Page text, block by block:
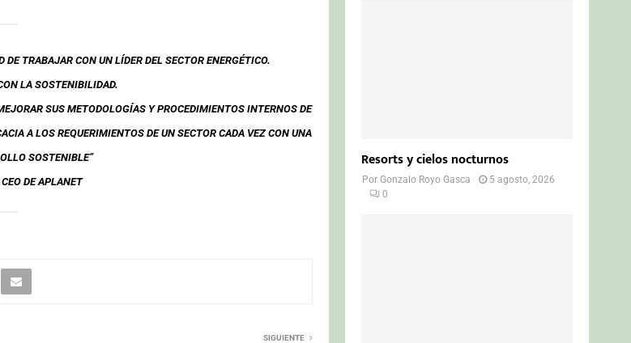
TRABAJAR CON UN LÍDER DEL SECTOR ENERGÉTICO.
LA SOSTENIBILIDAD.
SUS METODOLOGÍAS Y PROCEDIMIENTOS INTERNOS DE
A LOS REQUERIMIENTOS DE UN SECTOR CADA VEZ CON UNA
SOSTENIBLE”
DE APLANET
SIGUIENTE
Resorts y cielos nocturnos
PorGonzalo Royo Gasca
5 agosto, 2026
0